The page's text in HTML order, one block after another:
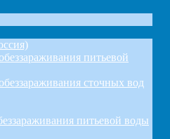
питьевой
сточных вод
питьевой воды